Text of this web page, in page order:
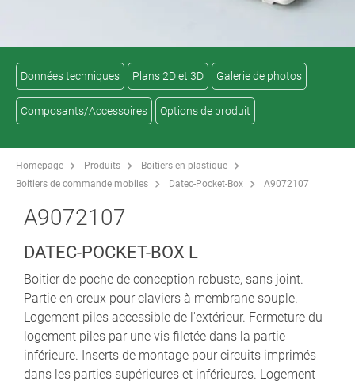
Données techniques Plans 2D et 3D Galerie de photos
Composants/Accessoires Options de produit
Homepage Produits
Boitiers en plastique
Boitiers de commande mobiles
Datec-Pocket-Box A9072107
A9072107
DATEC-POCKET-BOX L
Boitier de poche de conception robuste, sans joint.
Partie en creux pour claviers à membrane souple.
Logement piles accessible de l'extérieur. Fermeture du
logement piles par une vis filetée dans la partie
inférieure. Inserts de montage pour circuits imprimés
dans les parties supérieures et inférieures. Logement